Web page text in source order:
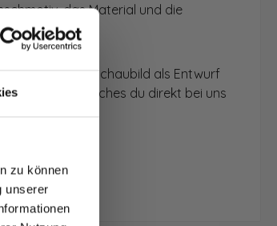
zu können
unserer
das Material und die
im Schaubild als Entwurf
Angebot, welches du direkt bei uns